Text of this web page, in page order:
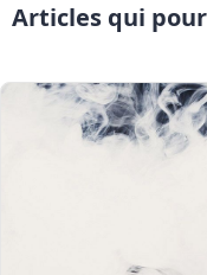
Articles qui